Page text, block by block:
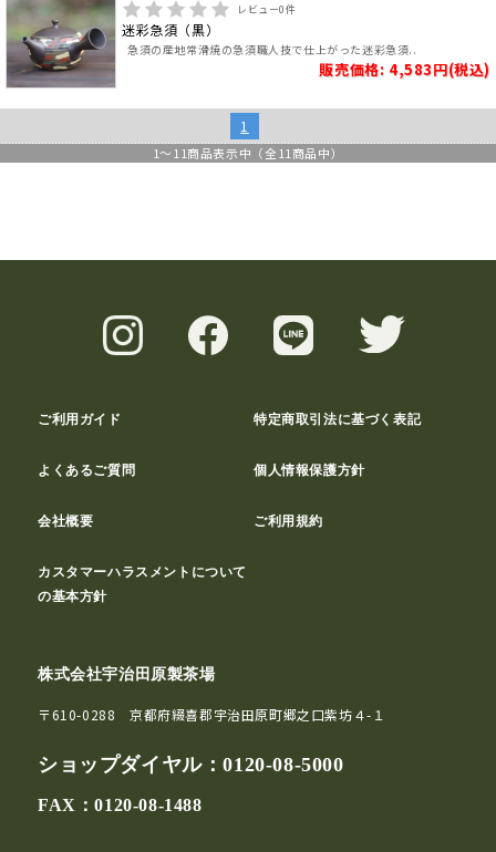
レビュー0件
迷彩急須（黒）
急須の産地常滑焼の急須職人技で仕上がった迷彩急須..
販売価格: 4,583円(税込)
1
1～ 11商品表示中（全 11商品中）
ご利用ガイド 特定商取引法に基づく表記
よくあるご質問 個人情報保護方針
会社概要 ご利用規約
カスタマーハラスメントについて
の基本方針
株式会社宇治田原製茶場
〒610-0288 京都府綴喜郡宇治田原町郷之口紫坊４-１
ショップダイヤル：0120-08-5000
FAX：0120-08-1488